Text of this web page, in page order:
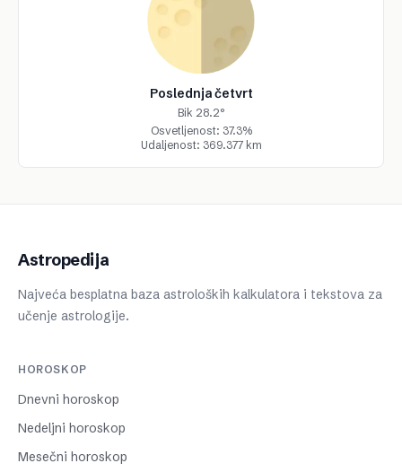
Poslednja četvrt
Bik 28.2°
Osvetljenost: 37.3%
Udaljenost: 369.377 km
Astropedija
Najveća besplatna baza astroloških kalkulatora i tekstova za
učenje astrologije.
HOROSKOP
Dnevni horoskop
Nedeljni horoskop
Mesečni horoskop